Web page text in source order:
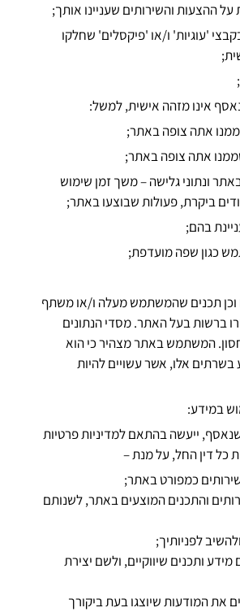
ההצעות והשירותים שעניינו אותך;
'עוגיות' ו/או 'פיקסלים' שחלקו
אינו מזהה אישית, למשל:
אתה צופה באתר;
אתה צופה באתר;
ונתוני גלישה – משך זמן שימוש
ביקרת, פעולות שבוצעו באתר;
בהם;
כגון שפה מועדפת;
וכן תכנים שהמשתמש מעלה ו/או משתף
ברשות בעל האתר. מסדי הנתונים
המשתמש באתר מצהיר כי הוא
אלו, אשר עשויים להיות
במידע:
ייעשה בהתאם למדיניות פרטיות
כל דין החל, על מנת –
כמפורט באתר;
והתכנים המוצעים באתר, לשנותם
לפניותיך;
ותכנים שיווקיים, ולשם יצירת
את המודעות שיוצגו בעת ביקורך